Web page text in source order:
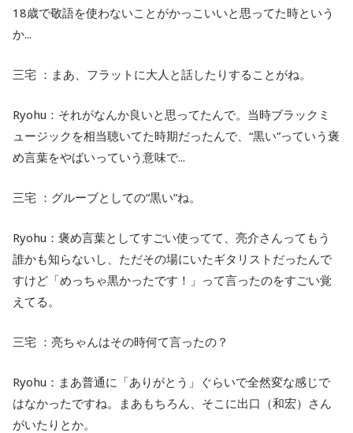
18歳で敬語を使わないことがかっこいいと思ってた時という
か...
三宅 ：まあ、フラットに大人と話したりすることがね。
Ryohu：それがなんか良いと思ってたんで。当時ブラックミ
ュージックを相当聴いてた時期だったんで、“黒い”っていう褒
め言葉をやばいっていう意味で...
三宅 ：グルーブとしての“黒い”ね。
Ryohu：褒め言葉としてすごい使ってて、亮介さんってもう
誰かも知らないし、ただその場にいたギタリストだったんで
すけど「めっちゃ黒かったです！」って言ったのをすごい覚
えてる。
三宅 ：亮ちゃんはその時何て言ったの？
Ryohu：まあ普通に「ありがとう」ぐらいで全然変な感じで
はなかったですね。まあもちろん、そこに出口（和宏）さん
がいたりとか。